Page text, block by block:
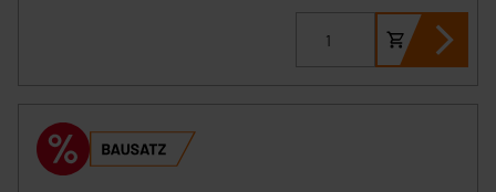
Link „Cookie Einstellungen“ anpassen oder widerrufen.
Die Rechtmäßigkeit der Speicherung, Abrufung und
Weiterverarbeitung dieser Daten zur Auswertung und
führen, dass die Einstellungen nicht längerfristig
gespeichert werden und dieses Banner erneut